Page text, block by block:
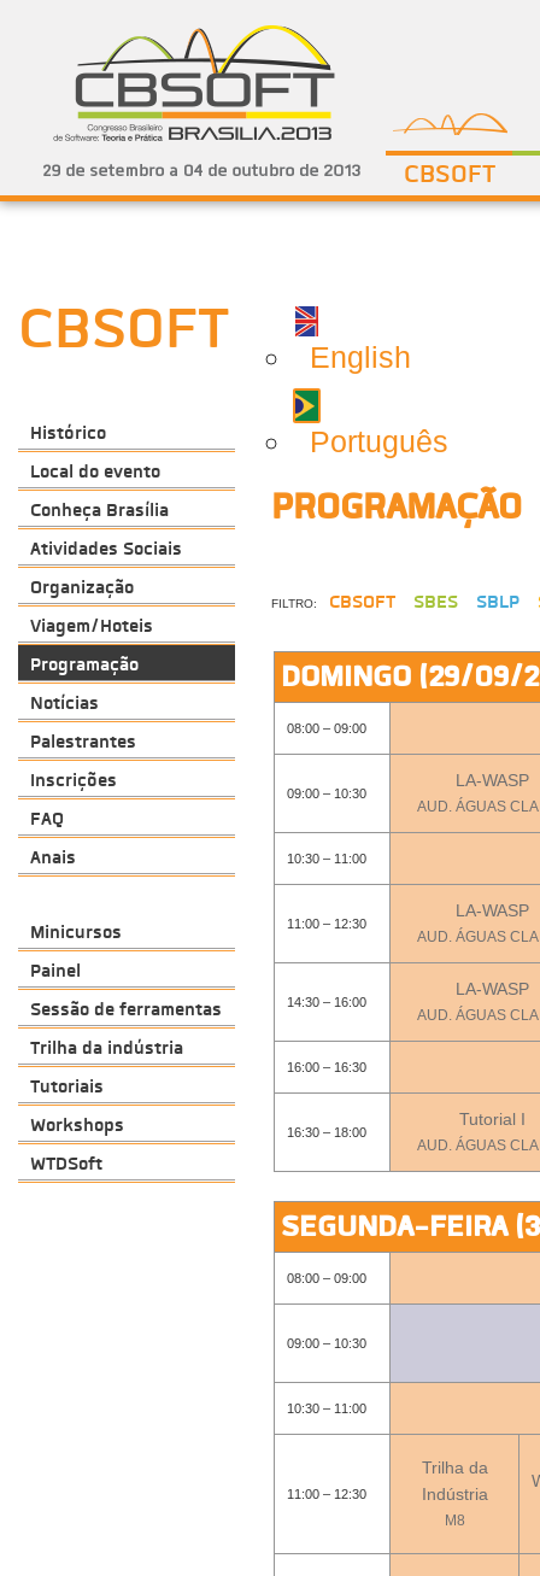
CBSOFT
CBSOFT
Histórico
Local do evento
Conheça Brasília
Atividades Sociais
Organização
Viagem/Hoteis
Programação
Notícias
Palestrantes
Inscrições
FAQ
Anais
Minicursos
Painel
Sessão de ferramentas
Trilha da indústria
Tutoriais
Workshops
WTDSoft
English
Português
PROGRAMAÇÃO
FILTRO: CBSOFT SBES SBLP
DOMINGO (29/09/
08:00 – 09:00
09:00 – 10:30
LA-WASP
AUD. ÁGUAS
10:30 – 11:00
11:00 – 12:30
LA-WASP
AUD. ÁGUAS
14:30 – 16:00
LA-WASP
AUD. ÁGUAS
16:00 – 16:30
16:30 – 18:00
Tutorial I
AUD. ÁGUAS
SEGUNDA-FEIRA
08:00 – 09:00
09:00 – 10:30
10:30 – 11:00
11:00 – 12:30
Trilha da
Indústria
M8